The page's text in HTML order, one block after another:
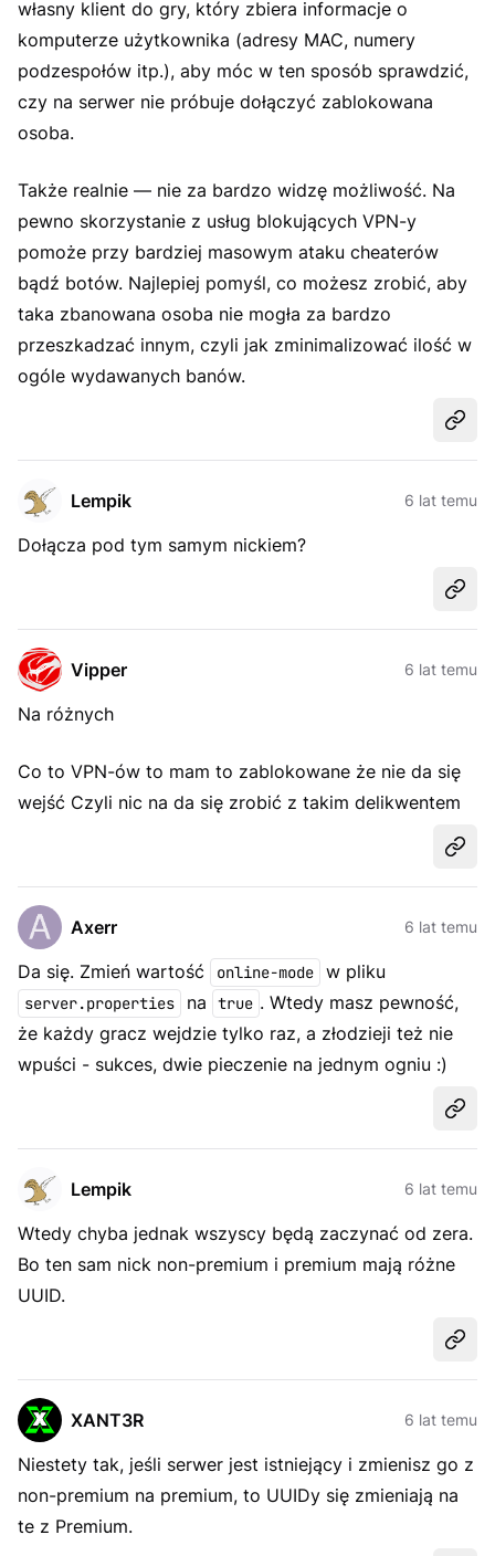
własny klient do gry, który zbiera informacje o
komputerze użytkownika (adresy MAC, numery
podzespołów itp.), aby móc w ten sposób sprawdzić,
czy na serwer nie próbuje dołączyć zablokowana
osoba.
Także realnie — nie za bardzo widzę możliwość. Na
pewno skorzystanie z usług blokujących VPN-y
pomoże przy bardziej masowym ataku cheaterów
bądź botów. Najlepiej pomyśl, co możesz zrobić, aby
taka zbanowana osoba nie mogła za bardzo
przeszkadzać innym, czyli jak zminimalizować ilość w
ogóle wydawanych banów.
Lempik 6 lat temu
Dołącza pod tym samym nickiem?
Vipper 6 lat temu
Na różnych
Co to VPN-ów to mam to zablokowane że nie da się
wejść Czyli nic na da się zrobić z takim delikwentem
Axerr 6 lat temu
Da się. Zmień wartość online-mode w pliku
server.properties na true . Wtedy masz pewność,
że każdy gracz wejdzie tylko raz, a złodzieji też nie
wpuści - sukces, dwie pieczenie na jednym ogniu :)
Lempik 6 lat temu
Wtedy chyba jednak wszyscy będą zaczynać od zera.
Bo ten sam nick non-premium i premium mają różne
UUID.
XANT3R 6 lat temu
Niestety tak, jeśli serwer jest istniejący i zmienisz go z
non-premium na premium, to UUIDy się zmieniają na
te z Premium.